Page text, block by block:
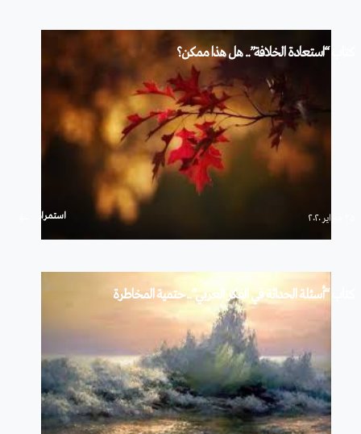
كتاب “استعادة الخلافة”.. هل هذا ممكن؟
استمرار
كتاب “أسئلة الحداثة في الفكر العربي”.. حتمية المخاطرة